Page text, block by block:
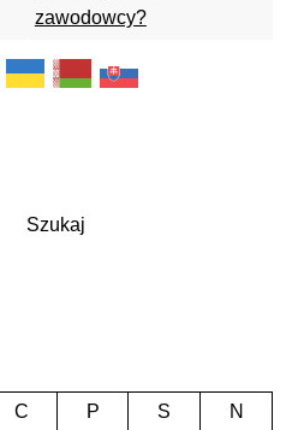
zawodowcy?
Szukaj
C P S N